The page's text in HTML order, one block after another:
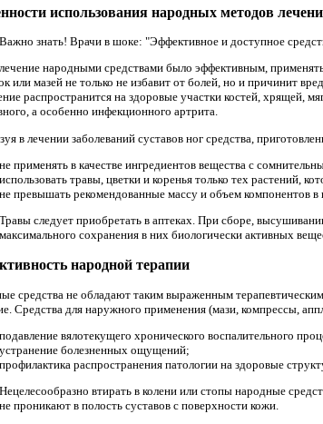
использования народных методов
Важно знать! Врачи в шоке: "Эффективное и доступное
народными средствами было эффективным,
или мазей не только не избавит от болей, но и причинит
распространится на здоровые участки костей, хрящей,
а особенно инфекционного артрита.
в лечении заболеваний суставов ног средства,
не применять в качестве ингредиентов вещества с
использовать травы, цветки и коренья только тех растений,
не превышать рекомендованные массу и объем компонентов в
Травы следует приобретать в аптеках. При сборе,
максимального сохранения в них биологически активных
народной терапии
средства не обладают таким выраженным
Средства для наружного применения (мази, компрессы,
подавление вялотекущего хронического воспалительного
устранение болезненных ощущений;
профилактика распространения патологии на здоровые
Нецелесообразно втирать в колени или стопы народные
не проникают в полость суставов с поверхности кожи.